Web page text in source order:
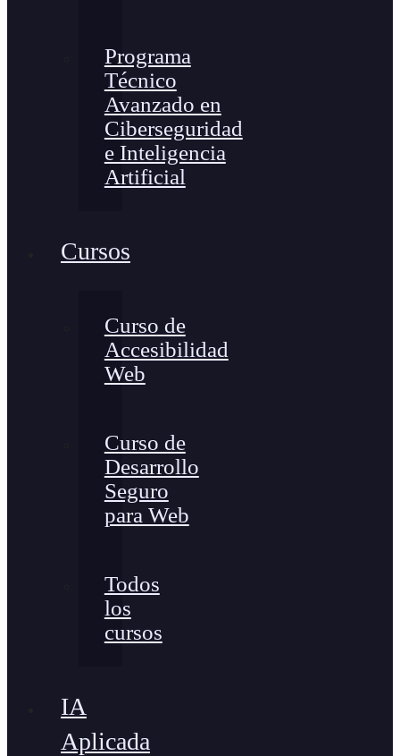
Programa
Técnico
Avanzado en
Ciberseguridad
e Inteligencia
Artificial
Cursos
Curso de
Accesibilidad
Web
Curso de
Desarrollo
Seguro
para Web
Todos
los
cursos
IA
Aplicada